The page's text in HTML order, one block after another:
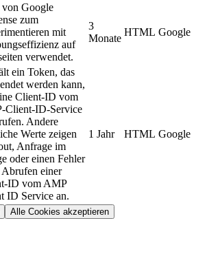
Google
zum
mit
auf
verwendet.
3
Monate
HTML Google
ein Token, das
werden kann,
Client-ID vom
Client-ID-Service
Andere
Werte zeigen
Anfrage im
oder einen Fehler
Abrufen einer
ID vom AMP
ID Service an.
1 Jahr HTML Google
Alle Cookies akzeptieren